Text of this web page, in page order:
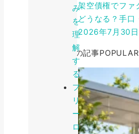
み
を
理
解
す
る
フ
リ
ー
ロ
架空債権でファ
どうなる？手口
2026年7月30日
人気の記事POPULAR